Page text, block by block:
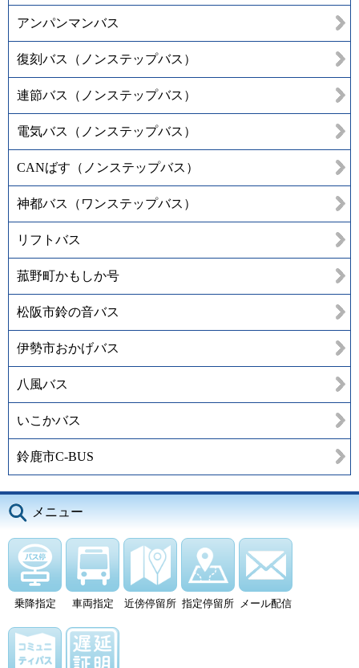
アンパンマンバス
復刻バス（ノンステップバス）
連節バス（ノンステップバス）
電気バス（ノンステップバス）
CANばす（ノンステップバス）
神都バス（ワンステップバス）
リフトバス
菰野町かもしか号
松阪市鈴の音バス
伊勢市おかげバス
八風バス
いこかバス
鈴鹿市C-BUS
メニュー
乗降指定 車両指定 近傍停留所 指定停留所 メール配信